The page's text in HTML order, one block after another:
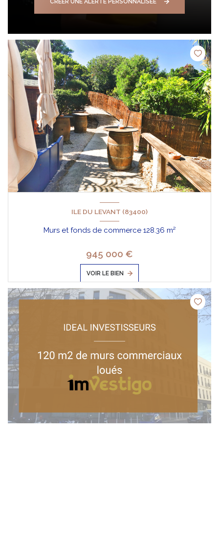
CRÉER UNE ALERTE PERSONNALISÉE
ILE DU LEVANT (83400)
Murs et fonds de commerce 128.36 m²
945 000 €
VOIR LE BIEN